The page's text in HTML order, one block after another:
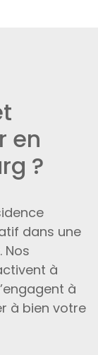
en
?
dans une
Nos
à
à
à bien votre